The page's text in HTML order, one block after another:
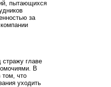
пытающихся
за
стражу главе
В
том, что
уходить